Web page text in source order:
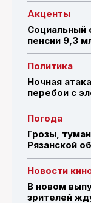
Акценты
Социальный
пенсии 9,3
Политика
Ночная
перебои с
Погода
Грозы,
Рязанской
Новости
В новом
зрителей